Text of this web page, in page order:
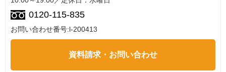
0120-115-835
お問い合わせ番号:l-200413
資料請求・お問い合わせ